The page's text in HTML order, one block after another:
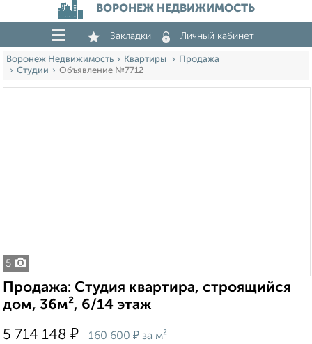
ВОРОНЕЖ НЕДВИЖИМОСТЬ
Закладки Личный кабинет
Воронеж Недвижимость Квартиры
Продажа
Студии
Объявление №7712
5
Продажа: Студия квартира, строящийся
дом, 36м², 6/14 этаж
5 714 148 ₽ 160 600 ₽ за м²